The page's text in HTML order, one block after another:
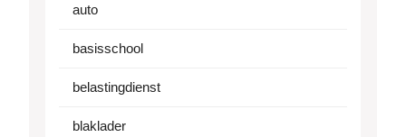
auto
basisschool
belastingdienst
blaklader